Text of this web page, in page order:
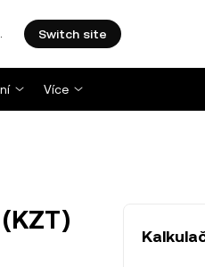
Switch site
Více